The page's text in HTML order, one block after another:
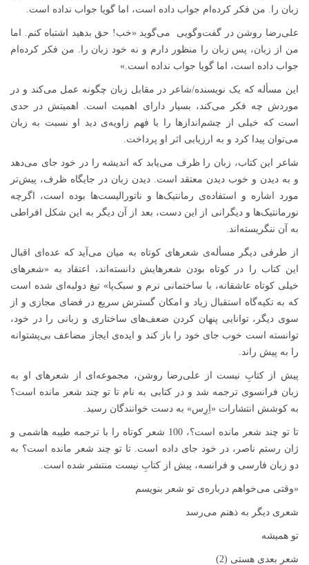
زبان را. من فکر کرده‌ام جواب داده است، اما گویا جواب نداده است.
علی‌رضا روشن در گفت‌و‌گویی می‌گوید «خب! حق بدهید اشتباه کنم. اما
من از زبان، پس زبان را منظور دارم و نه خود زبان را. من فکر کرده‌ام
جواب داده است، اما گویا جواب نداده است.»
این مسأله که یک نویسنده/شاعر در مقابل زبان چگونه عمل می‌کند و در
موردش چه فکر می‌کند، بسیار دارای اهمیت است. اهمیتش در حدی
است که خیلی از چشم‌اندازها را با فهم زاویه‌ی دید او نسبت به زبان
می‌توان پیدا کرد و به ارزیابی اثر او پرداخت.
شاعر این کتاب، زبان را ظرف می‌یابد که اندیشه را در خود جای می‌دهد
و به دیدن و خوب دیدن معتقد است. دیدن زبان در جایگاه ظرف، پیش‌تر
مورد اشاره و استفاده‌ی رمانتیک‌ها و ناتورالیست‌ها بوده است، اگرچه
نورمانتیک‌ها و دیگرانی از این دست، بعد از آن دیگر به این شکل افراطی
به آن ننگریسته‌اند.
از طرفی دیگر مسأله‌ی شعرهای کوتاه به میان می‌آید که عده‌ای اقبال
این کتاب را در کوتاه بودن شعرهایش دانسته‌اند، اعتقاد به «شعرهای
خیلی کوتاه عاشقانه، با ساختمانی نرم و سبک‌پا» تیغ دولبه‌ای شده است
که به تکیه‌گاه استقبال زیاد و امکان گسترش سریع در فضای مجازی و از
سوی دیگر، توانایی پنهان کردن ضعف‌های ساختاری و زبانی را در خود،
توانسته است خوب جای خود را باز کند و ایده‌ی ایجاز مضاعف بی‌پشتوانه
را به پیش راند.
پیش از کتابِ نیست از علی‌رضا روشن، مجموعه‌ای از شعرهای او به
زبان فرانسوی ترجمه شد و در کتابی به نام تا تو چند شعر مانده است؟
به کوشش انتشارات «اِرِس» به دست خوانندگان رسید.
تا تو چند شعر مانده است؟، 100 شعر کوتاه را با ترجمه طیبه هاشمی و
ژان رستم ناصر، در خود جای داده است. تا تو چند شعر مانده است؟ به
دو زبان فارسی و فرانسه، پیش از کتابِ نیست منتشر شده است.
«وقتی می‌خواهم درباره‌ی تو شعر بنویسم
شعری دیگر به ذهنم می‌رسد
تو همیشه
شعر بعدی هستی (2)